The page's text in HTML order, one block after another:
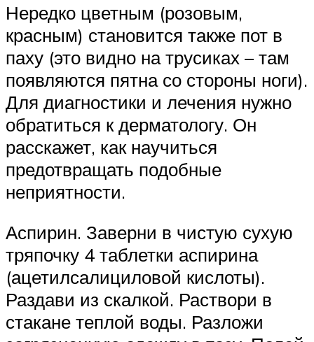
Нередко цветным (розовым,
красным) становится также пот в
паху (это видно на трусиках – там
появляются пятна со стороны ноги).
Для диагностики и лечения нужно
обратиться к дерматологу. Он
расскажет, как научиться
предотвращать подобные
неприятности.
Аспирин. Заверни в чистую сухую
тряпочку 4 таблетки аспирина
(ацетилсалициловой кислоты).
Раздави из скалкой. Раствори в
стакане теплой воды. Разложи